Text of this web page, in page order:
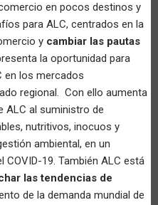
en pocos destinos y
para ALC, centrados en la
y cambiar las pautas
la oportunidad para
en los mercados
regional. Con ello aumenta
ALC al suministro de
nutritivos, inocuos y
ambiental, en un
19. También ALC está
las tendencias de
de la demanda mundial de